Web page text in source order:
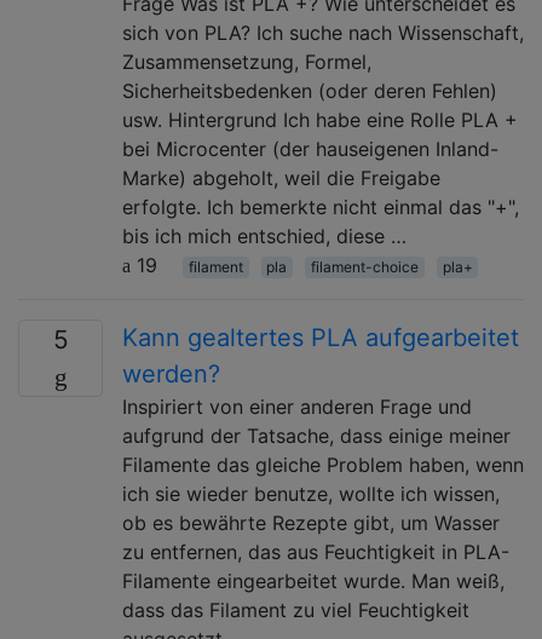
sich von PLA? Ich suche nach Wissenschaft,
Zusammensetzung, Formel,
Sicherheitsbedenken (oder deren Fehlen)
usw. Hintergrund Ich habe eine Rolle PLA +
bei Microcenter (der hauseigenen Inland-
Marke) abgeholt, weil die Freigabe
erfolgte. Ich bemerkte nicht einmal das "+",
bis ich mich entschied, diese …
19
filament pla filament-choice pla+
5
Kann gealtertes PLA aufgearbeitet
werden?
Inspiriert von einer anderen Frage und
aufgrund der Tatsache, dass einige meiner
Filamente das gleiche Problem haben, wenn
ich sie wieder benutze, wollte ich wissen,
ob es bewährte Rezepte gibt, um Wasser
zu entfernen, das aus Feuchtigkeit in PLA-
Filamente eingearbeitet wurde. Man weiß,
dass das Filament zu viel Feuchtigkeit